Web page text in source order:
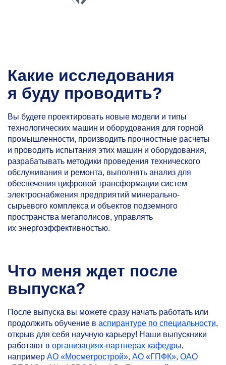
Какие исследования
я буду проводить?
Вы будете проектировать новые модели и типы
технологических машин и оборудования для горной
промышленности, производить прочностные расчеты
и проводить испытания этих машин и оборудования,
разрабатывать методики проведения технического
обслуживания и ремонта, выполнять анализ для
обеспечения цифровой трансформации систем
электроснабжения предприятий минерально-
сырьевого комплекса и объектов подземного
пространства мегаполисов, управлять
их энергоэффективностью.
Что меня ждет после
выпуска?
После выпуска вы можете сразу начать работать или
продолжить обучение в аспирантуре по специальности,
открыв для себя научную карьеру! Наши выпускники
работают в организациях-партнерах кафедры,
например АО «Мосметрострой», АО «ГПФК», ОАО